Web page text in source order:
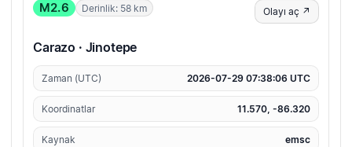
M2.6 Derinlik: 58 km Olayı aç ↗
Carazo · Jinotepe
Zaman (UTC) 2026-07-29 07:38:06 UTC
Koordinatlar 11.570, -86.320
Kaynak emsc